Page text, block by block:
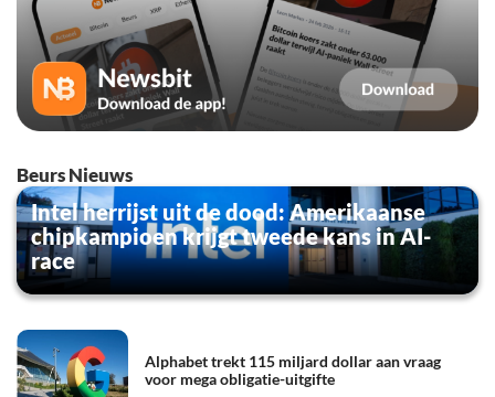
Beurs Nieuws
Intel herrijst uit de dood: Amerikaanse
chipkampioen krijgt tweede kans in AI-
race
Alphabet trekt 115 miljard dollar aan vraag
voor mega obligatie-uitgifte